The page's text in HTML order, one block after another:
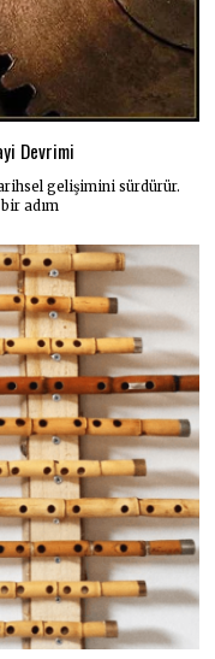
Devrimi
gelişimini sürdürür.
adım